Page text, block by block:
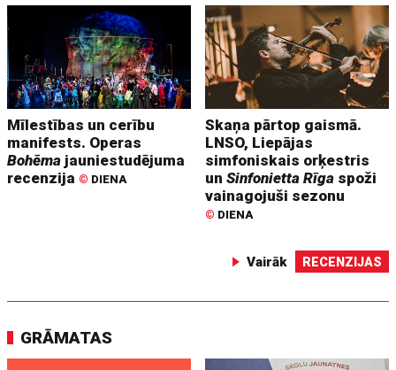
Mīlestības un cerību
manifests. Operas
Bohēma jauniestudējuma
recenzija © DIENA
Skaņa pārtop gaismā.
LNSO, Liepājas
simfoniskais orķestris
unSinfonietta Rīga spoži
vainagojuši sezonu
© DIENA
Vairāk RECENZIJAS
GRĀMATAS